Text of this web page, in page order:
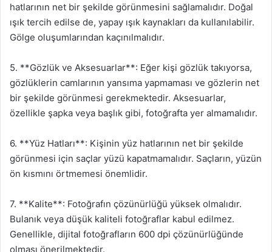
hatlarının net bir şekilde görünmesini sağlamalıdır. Doğal
ışık tercih edilse de, yapay ışık kaynakları da kullanılabilir.
Gölge oluşumlarından kaçınılmalıdır.
5. **Gözlük ve Aksesuarlar**: Eğer kişi gözlük takıyorsa,
gözlüklerin camlarının yansıma yapmaması ve gözlerin net
bir şekilde görünmesi gerekmektedir. Aksesuarlar,
özellikle şapka veya başlık gibi, fotoğrafta yer almamalıdır.
6. **Yüz Hatları**: Kişinin yüz hatlarının net bir şekilde
görünmesi için saçlar yüzü kapatmamalıdır. Saçların, yüzün
ön kısmını örtmemesi önemlidir.
7. **Kalite**: Fotoğrafın çözünürlüğü yüksek olmalıdır.
Bulanık veya düşük kaliteli fotoğraflar kabul edilmez.
Genellikle, dijital fotoğrafların 600 dpi çözünürlüğünde
olması önerilmektedir.